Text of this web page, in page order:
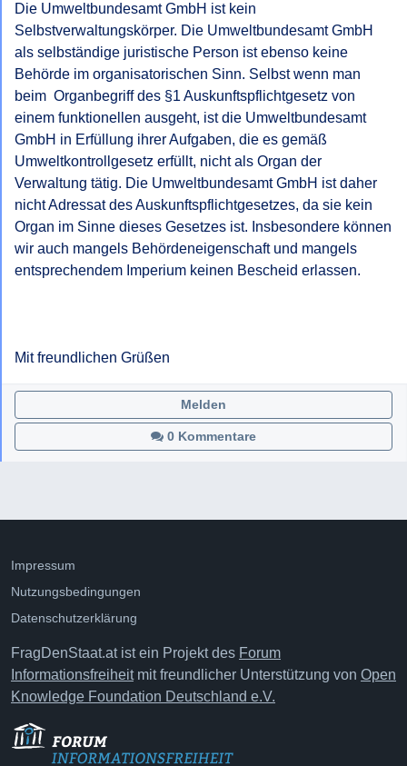
Die Umweltbundesamt GmbH ist kein
Selbstverwaltungskörper. Die Umweltbundesamt GmbH
als selbständige juristische Person ist ebenso keine
Behörde im organisatorischen Sinn. Selbst wenn man
beim  Organbegriff des §1 Auskunftspflichtgesetz von
einem funktionellen ausgeht, ist die Umweltbundesamt
GmbH in Erfüllung ihrer Aufgaben, die es gemäß
Umweltkontrollgesetz erfüllt, nicht als Organ der
Verwaltung tätig. Die Umweltbundesamt GmbH ist daher
nicht Adressat des Auskunftspflichtgesetzes, da sie kein
Organ im Sinne dieses Gesetzes ist. Insbesondere können
wir auch mangels Behördeneigenschaft und mangels
entsprechendem Imperium keinen Bescheid erlassen.
Mit freundlichen Grüßen
0 Kommentare
Melden
Impressum
Nutzungsbedingungen
Datenschutzerklärung
FragDenStaat.at ist ein Projekt des Forum
Informationsfreiheitmit freundlicher Unterstützung von Open
Knowledge Foundation Deutschland e.V.